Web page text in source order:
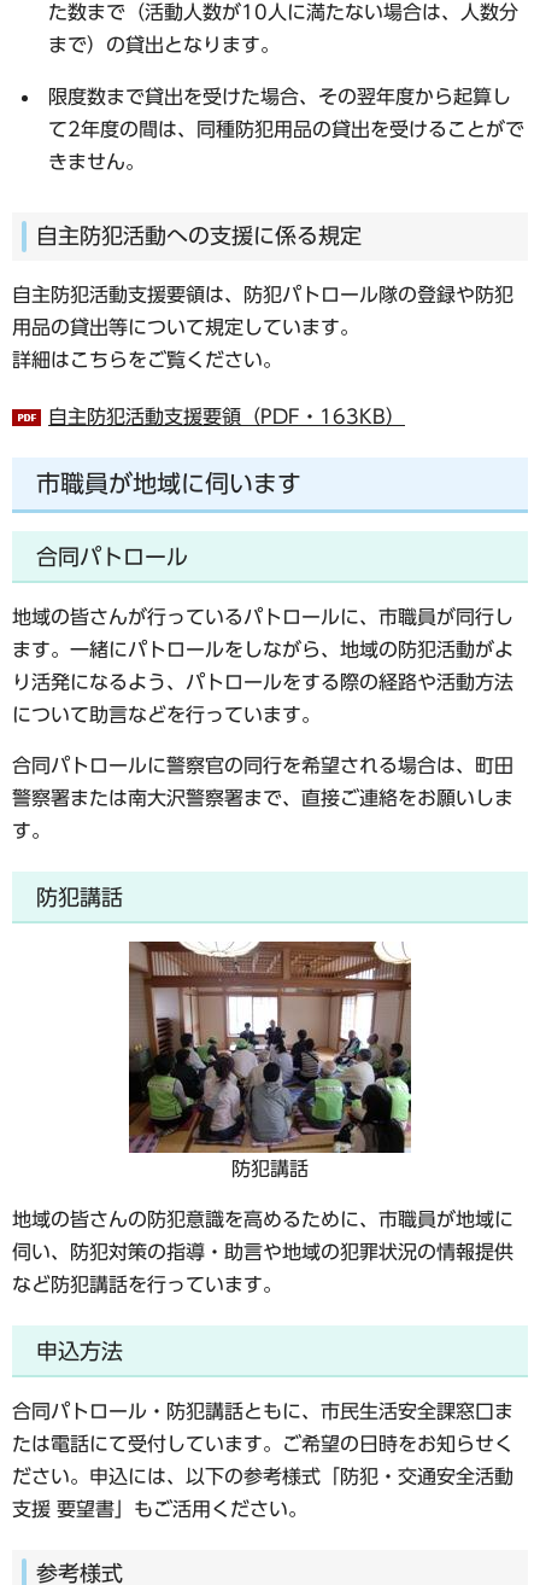
た数まで（活動人数が10人に満たない場合は、人数分
まで）の貸出となります。
限度数まで貸出を受けた場合、その翌年度から起算し
て2年度の間は、同種防犯用品の貸出を受けることがで
きません。
自主防犯活動への支援に係る規定
自主防犯活動支援要領は、防犯パトロール隊の登録や防犯
用品の貸出等について規定しています。
詳細はこちらをご覧ください。
自主防犯活動支援要領（PDF・163KB）
市職員が地域に伺います
合同パトロール
地域の皆さんが行っているパトロールに、市職員が同行し
ます。一緒にパトロールをしながら、地域の防犯活動がよ
り活発になるよう、パトロールをする際の経路や活動方法
について助言などを行っています。
合同パトロールに警察官の同行を希望される場合は、町田
警察署または南大沢警察署まで、直接ご連絡をお願いしま
す。
防犯講話
防犯講話
地域の皆さんの防犯意識を高めるために、市職員が地域に
伺い、防犯対策の指導・助言や地域の犯罪状況の情報提供
など防犯講話を行っています。
申込方法
合同パトロール・防犯講話ともに、市民生活安全課窓口ま
たは電話にて受付しています。ご希望の日時をお知らせく
ださい。申込には、以下の参考様式「防犯・交通安全活動
支援 要望書」もご活用ください。
参考様式